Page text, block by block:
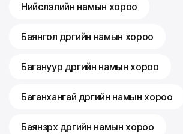
Нийслэлийн намын хороо
Баянгол дүүргийн намын хороо
Багануур дүүргийн намын хороо
Баганхангай дүүргийн намын хороо
Баянзүрх дүүргийн намын хороо